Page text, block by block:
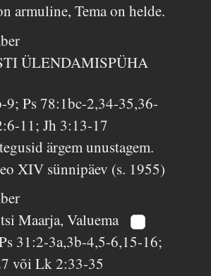
armuline, Tema on helde.
ÜLENDAMISPÜHA
9; Ps 78:1bc-2,34-35,36-
11; Jh 3:13-17
ärgem unustagem.
XIV sünnipäev (s. 1955)
Maarja, Valuema
31:2-3a,3b-4,5-6,15-16;
või Lk 2:33-35